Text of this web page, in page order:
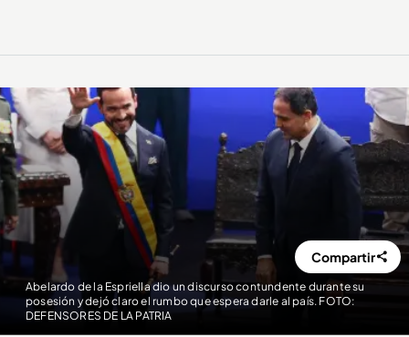
Abelardo de la Espriella dio un discurso contundente durante su
posesión y dejó claro el rumbo que espera darle al país. FOTO:
DEFENSORES DE LA PATRIA
Compartir